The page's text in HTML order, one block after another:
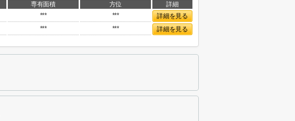
専有面積 方位
詳細
*** ***
詳細を見る
*** *** 詳細を見る